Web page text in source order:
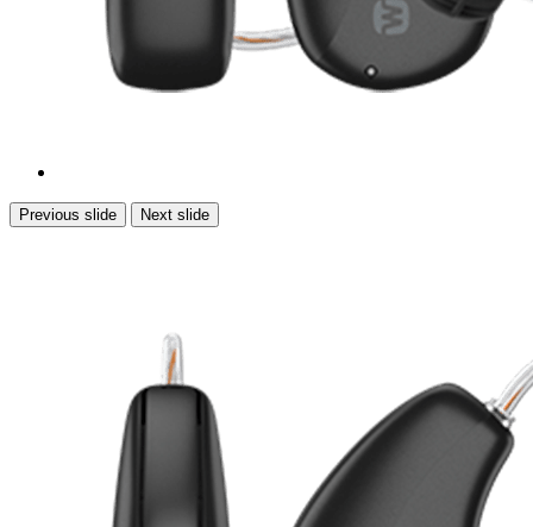
Previous slide Next slide